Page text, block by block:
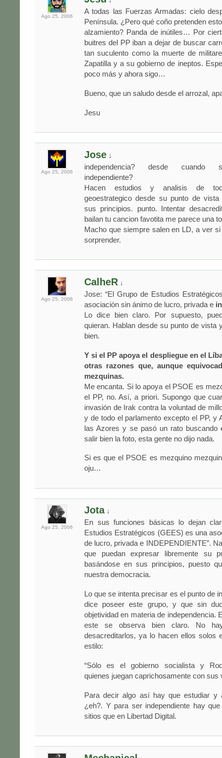
Ago 25, 2006
A todas las Fuerzas Armadas: cielo
Península. ¿Pero qué coño pretenden
alzamiento? Panda de inútiles… Por
buitres del PP iban a dejar de buscar
tan suculento como la muerte de
Zapatilla y a su gobierno de ineptos.
poco más y ahora sigo…
Bueno, que un saludo desde el arrozal,
Jesu
Ago 25, 2006
Jose ↓
independencia? desde cuando
independiente?
Hacen estudios y analisis de
geoestrategico desde su punto de
sus principios. punto. Intentar
bailan tu cancion favotita me parece una
Macho que siempre salen en LD, a ver
sorprender.
Ago 25, 2006
CalheR ↓
Jose: “El Grupo de Estudios
asociación sin ánimo de lucro, privada e
Lo dice bien claro. Por supuesto,
quieran. Hablan desde su punto de vista
bien.
Y si el PP apoya el despliegue en el
otras razones que, aunque
mezquinas.
Me encanta. Si lo apoya el PSOE es
el PP, no. Así, a priori. Supongo que
invasión de Irak contra la voluntad de
y de todo el parlamento excepto el PP, y
las Azores y se pasó un rato buscando
salir bien la foto, esta gente no dijo nada.
Si es que el PSOE es mezquino
oju…
Ago 25, 2006
Jota↓
En sus funciones básicas lo dejan
Estudios Estratégicos (GEES) es una
de lucro, privada e INDEPENDIENTE”.
que puedan expresar libremente su
basándose en sus principios, puesto
nuestra democracia.
Lo que se intenta precisar es el punto de
dice poseer este grupo, y que sin
objetividad en materia de independencia.
este se observa bien claro. No
desacreditarlos, ya lo hacen ellos solos
estilo:
“Sólo es el gobierno socialista y
quienes juegan caprichosamente con sus
Para decir algo así hay que estudiar y
¿eh?. Y para ser independiente hay
sitios que en Libertad Digital.